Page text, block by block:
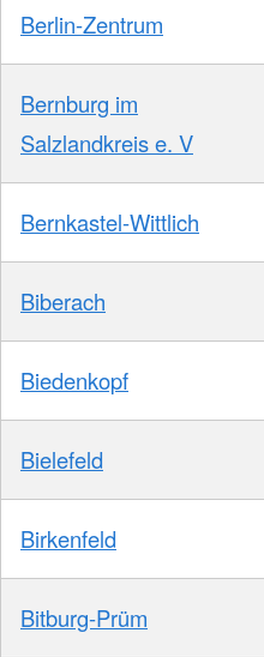
Berlin-Zentrum
Bernburg im
Salzlandkreis e. V
Bernkastel-Wittlich
Biberach
Biedenkopf
Bielefeld
Birkenfeld
Bitburg-Prüm